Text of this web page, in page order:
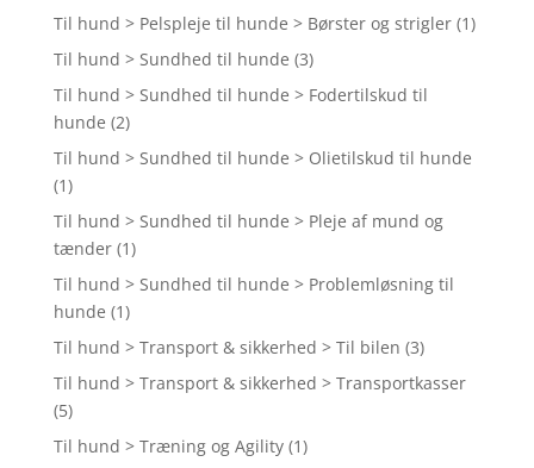
Til hund > Pelspleje til hunde > Børster og strigler (1)
Til hund > Sundhed til hunde (3)
Til hund > Sundhed til hunde > Fodertilskud til
hunde (2)
Til hund > Sundhed til hunde > Olietilskud til hunde
(1)
Til hund > Sundhed til hunde > Pleje af mund og
tænder (1)
Til hund > Sundhed til hunde > Problemløsning til
hunde (1)
Til hund > Transport & sikkerhed > Til bilen (3)
Til hund > Transport & sikkerhed > Transportkasser
(5)
Til hund > Træning og Agility (1)